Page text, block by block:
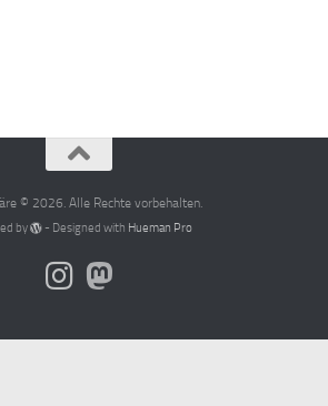
© 2026. Alle Rechte vorbehalten.
by - Designed with Hueman Pro